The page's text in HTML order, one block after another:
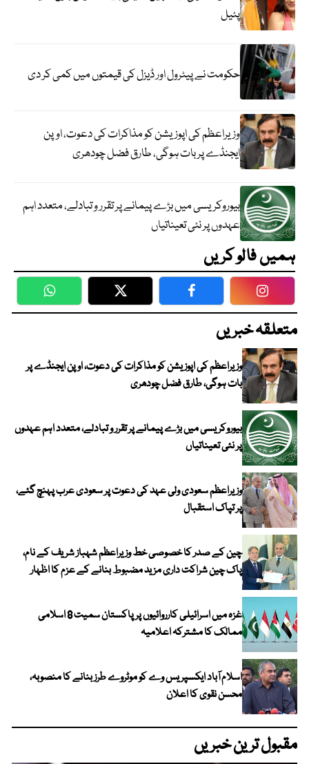
پٹیل
حکومت نے پیٹرول اور ڈیزل کی قیمتوں میں کمی کر دی
وزیراعظم کی اپوزیشن کو مذاکرات کی دعوت، اوپن
ایجنڈے پر بات ہوگی، طارق فضل چودھری
بیوروکریسی میں بڑے پیمانے پر تقرر و تبادلے، متعدد اہم
عہدوں پر نئی تعیناتیاں
ہمیں فالو کریں
WhatsApp Twitter Facebook
متعلقہ خبریں
وزیراعظم کی اپوزیشن کو مذاکرات کی دعوت، اوپن ایجنڈے پر
بات ہوگی، طارق فضل چودھری
بیوروکریسی میں بڑے پیمانے پر تقرر و تبادلے، متعدد اہم عہدوں
پر نئی تعیناتیاں
وزیراعظم سعودی ولی عہد کی دعوت پر سعودی عرب پہنچ گئے،
پر تپاک استقبال
چین کے صدر کا خصوصی خط وزیراعظم شہباز شریف کے نام،
پاک چین شراکت داری مزید مضبوط بنانے کے عزم کا اظہار
غزہ میں اسرائیلی کارروائیوں پر پاکستان سمیت 8 اسلامی
ممالک کا مشترکہ اعلامیہ
اسلام آباد ایکسپریس وے کو موٹروے طرز بنانے کا منصوبہ،
محسن نقوی کا اعلان
مقبول ترین خبریں